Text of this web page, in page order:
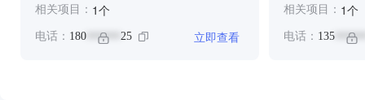
相关项目： 1个
电话： 180 ****** 25 立即查看
相关项目： 1个
电话： 135